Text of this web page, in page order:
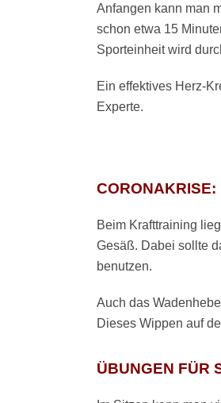
Anfangen kann man
schon etwa 15
Sporteinheit wird
Ein effektives Herz-
Experte.
CORONAKRISE:
Beim Krafttraining
Gesäß. Dabei sollte
benutzen.
Auch das
Dieses Wippen auf
ÜBUNGEN FÜR